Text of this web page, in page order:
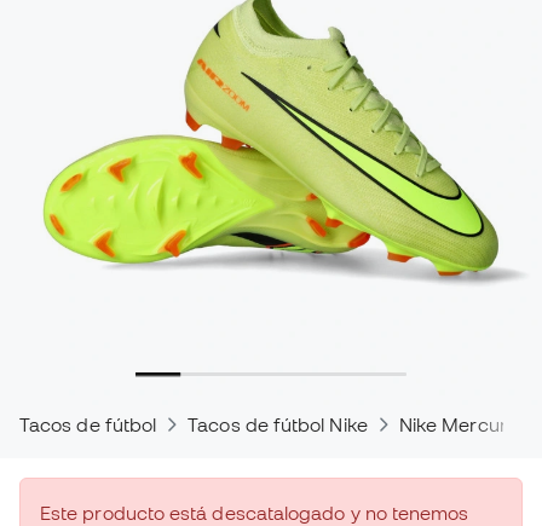
Tacos de fútbol Tacos de fútbol Nike Nike Mercurial
Este producto está descatalogado y no tenemos